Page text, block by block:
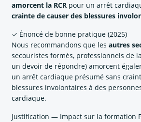
amorcent la RCR pour un arrêt
crainte de causer des blessures
✓ Énoncé de bonne pratique (2025)
Nous recommandons que les autres
secouristes formés, professionnels de
un devoir de répondre) amorcent
un arrêt cardiaque présumé sans
blessures involontaires à des
cardiaque.
Justification — Impact sur la formation